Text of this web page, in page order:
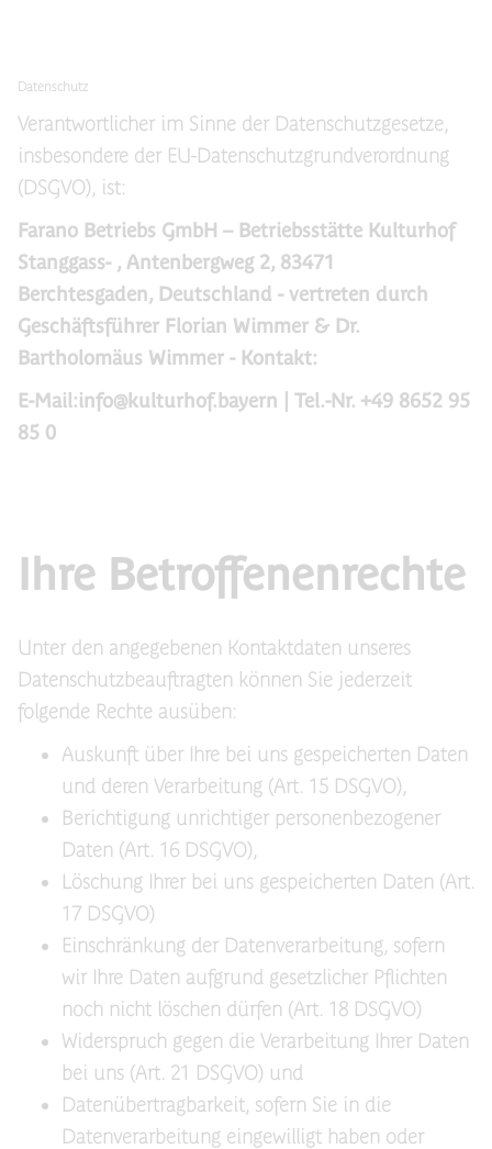
Datenschutz
Verantwortlicher im Sinne der Datenschutzgesetze,
insbesondere der EU-Datenschutzgrundverordnung
(DSGVO), ist:
Farano Betriebs GmbH – Betriebsstätte Kulturhof
Stanggass- , Antenbergweg 2, 83471
Berchtesgaden, Deutschland - vertreten durch
Geschäftsführer Florian Wimmer & Dr.
Bartholomäus Wimmer - Kontakt:
E-Mail:info@kulturhof.bayern | Tel.-Nr. +49 8652 95
85 0
Ihre Betroffenenrechte
Unter den angegebenen Kontaktdaten unseres
Datenschutzbeauftragten können Sie jederzeit
folgende Rechte ausüben:
Auskunft über Ihre bei uns gespeicherten Daten
und deren Verarbeitung (Art. 15 DSGVO),
Berichtigung unrichtiger personenbezogener
Daten (Art. 16 DSGVO),
Löschung Ihrer bei uns gespeicherten Daten (Art.
17 DSGVO)
Einschränkung der Datenverarbeitung, sofern
wir Ihre Daten aufgrund gesetzlicher Pflichten
noch nicht löschen dürfen (Art. 18 DSGVO)
Widerspruch gegen die Verarbeitung Ihrer Daten
bei uns (Art. 21 DSGVO) und
Datenübertragbarkeit, sofern Sie in die
Datenverarbeitung eingewilligt haben oder